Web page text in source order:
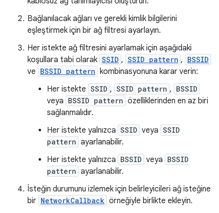
Bağlanılacak ağları ve gerekli kimlik bilgilerini
eşleştirmek için bir ağ filtresi ayarlayın.
Her istekte ağ filtresini ayarlamak için aşağıdaki
koşullara tabi olarak SSID , SSID pattern , BSSID
ve BSSID pattern kombinasyonuna karar verin:
Her istekte SSID , SSID pattern , BSSID
veya BSSID pattern özelliklerinden en az biri
sağlanmalıdır.
Her istekte yalnızca SSID veya SSID
pattern ayarlanabilir.
Her istekte yalnızca BSSID veya BSSID
pattern ayarlanabilir.
İsteğin durumunu izlemek için belirleyicileri ağ isteğine
bir NetworkCallback örneğiyle birlikte ekleyin.